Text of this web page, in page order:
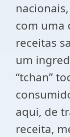
com uma
receitas
um
“tchan”
aqui, de
receita,